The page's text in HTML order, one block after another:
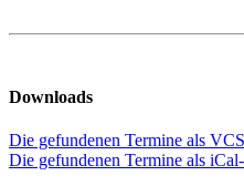
Downloads
Die gefundenen Termine als
Die gefundenen Termine als